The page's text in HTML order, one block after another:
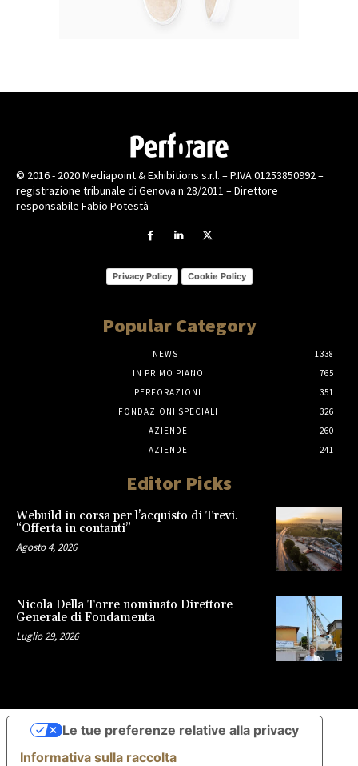
© 2016 - 2020 Mediapoint & Exhibitions s.r.l. – P.IVA 01253850992 –
registrazione tribunale di Genova n.28/2011 – Direttore
responsabile Fabio Potestà
Privacy Policy Cookie Policy
Popular Category
NEWS
1338
IN PRIMO PIANO
765
PERFORAZIONI
351
FONDAZIONI SPECIALI
326
AZIENDE
260
AZIENDE
241
Editor Picks
Webuild in corsa per l’acquisto di Trevi.
“Offerta in contanti”
Agosto 4, 2026
Nicola Della Torre nominato Direttore
Generale di Fondamenta
Luglio 29, 2026
Informativa sulla raccolta
Le tue preferenze relative alla privacy